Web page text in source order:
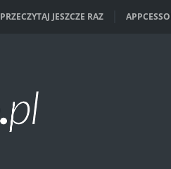
PRZECZYTAJ JESZCZE RAZ